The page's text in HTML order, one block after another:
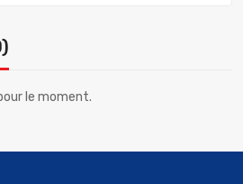
le moment.